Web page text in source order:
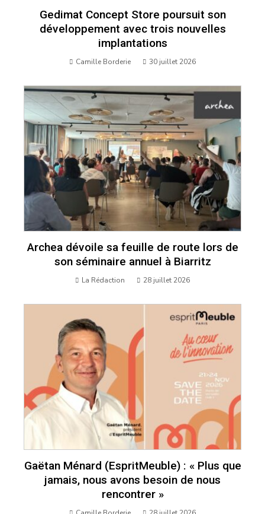
Gedimat Concept Store poursuit son
développement avec trois nouvelles
implantations
Camille Borderie 30 juillet 2026
Archea dévoile sa feuille de route lors de
son séminaire annuel à Biarritz
La Rédaction 28 juillet 2026
Gaëtan Ménard (EspritMeuble) : « Plus que
jamais, nous avons besoin de nous
rencontrer »